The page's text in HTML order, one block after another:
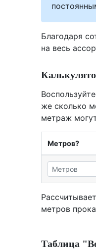
Благодаря
на весь
же сколько
метраж
Метров?
метров
Таблица